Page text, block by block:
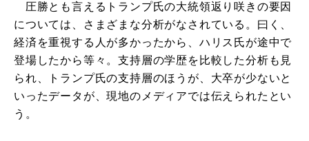
圧勝とも言えるトランプ氏の大統領返り咲きの要因
については、さまざまな分析がなされている。曰く、
経済を重視する人が多かったから、ハリス氏が途中で
登場したから等々。支持層の学歴を比較した分析も見
られ、トランプ氏の支持層のほうが、大卒が少ないと
いったデータが、現地のメディアでは伝えられたとい
う。